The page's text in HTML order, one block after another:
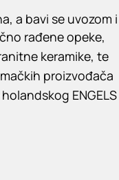
a bavi se uvozom i
rađene opeke,
keramike, te
proizvođača
holandskog ENGELS